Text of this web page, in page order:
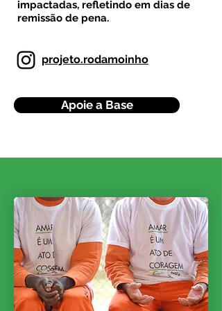
impactadas, refletindo em dias de
remissão de pena.
projeto.rodamoinho
Apoie a Base